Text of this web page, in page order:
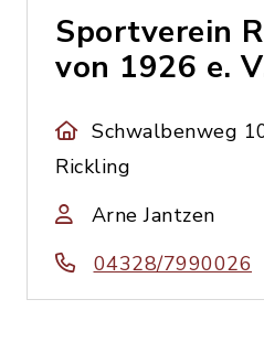
Sportverein
von 1926 e.
Schwalbenweg
Rickling
Arne Jantzen
04328/7990026